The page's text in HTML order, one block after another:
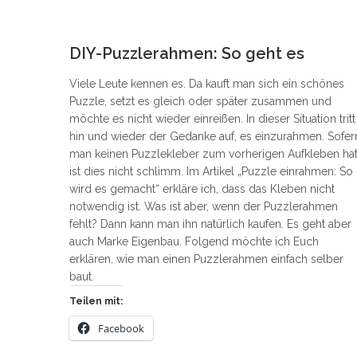
DIY-Puzzlerahmen: So geht es
Viele Leute kennen es. Da kauft man sich ein schönes
Puzzle, setzt es gleich oder später zusammen und
möchte es nicht wieder einreißen. In dieser Situation tritt
hin und wieder der Gedanke auf, es einzurahmen.
man keinen Puzzlekleber zum vorherigen Aufkleben
ist dies nicht schlimm. Im Artikel „Puzzle einrahmen: So
wird es gemacht“ erkläre ich, dass das Kleben nicht
notwendig ist. Was ist aber, wenn der Puzzlerahmen
fehlt? Dann kann man ihn natürlich kaufen. Es geht aber
auch Marke Eigenbau. Folgend möchte ich Euch
erklären, wie man einen Puzzlerahmen einfach selber
baut.
Teilen mit:
Facebook